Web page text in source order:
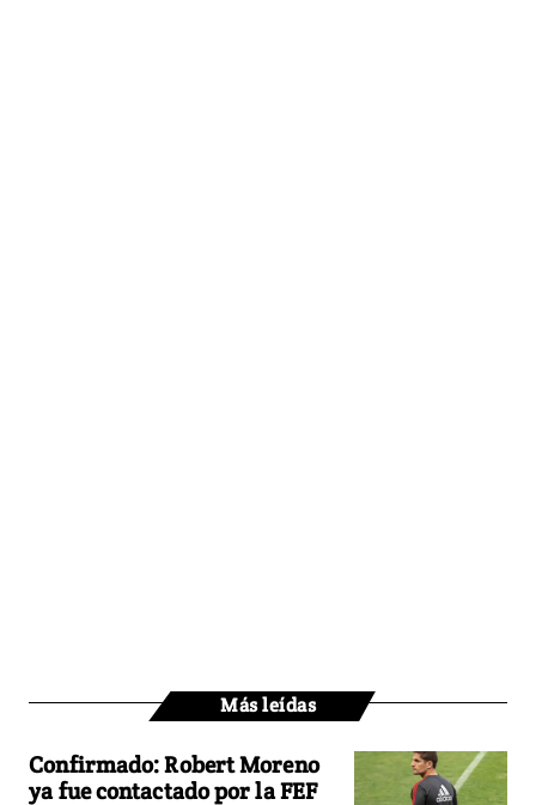
Más leídas
Confirmado: Robert Moreno
ya fue contactado por la FEF